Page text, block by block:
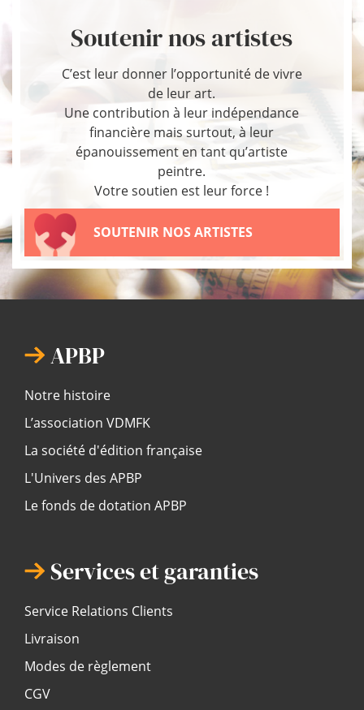
Soutenir nos artistes
C’est leur donner l’opportunité de vivre
de leur art.
Une contribution à leur indépendance
financière mais surtout, à leur
épanouissement en tant qu’artiste
peintre.
Votre soutien est leur force !
SOUTENIR NOS ARTISTES
APBP
Notre histoire
L’association VDMFK
La société d'édition française
L'Univers des APBP
Le fonds de dotation APBP
Services et garanties
Service Relations Clients
Livraison
Modes de règlement
CGV